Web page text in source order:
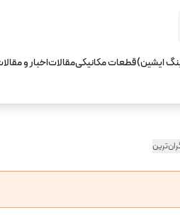
ایشین)قطعات مکانیکیمقالاتاخبار و